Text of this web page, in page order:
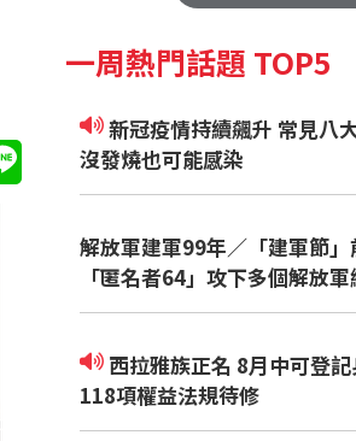
一周熱門話題 TOP5
新冠疫情持續飆升 常見八大症狀
沒發燒也可能感染
解放軍建軍99年／「建軍節」
「匿名者64」攻下多個解放
118項權益法規待修